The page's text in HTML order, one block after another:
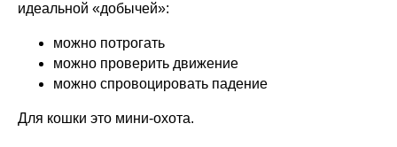
идеальной «добычей»:
можно потрогать
можно проверить движение
можно спровоцировать падение
Для кошки это мини-охота.